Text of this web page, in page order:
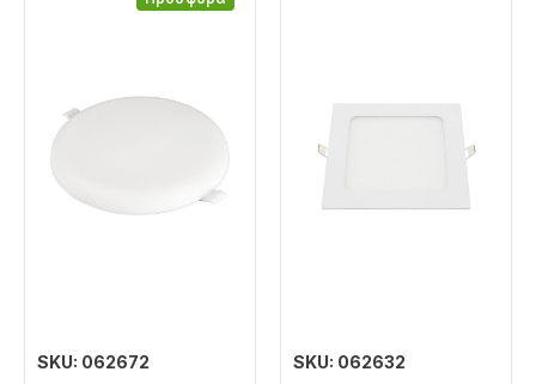
SKU: 062672 SKU: 062632